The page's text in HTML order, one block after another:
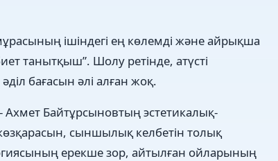
ішіндегі ең көлемді және айрықша
танытқыш”. Шолу ретінде, атүсті
бағасын әлі алған жоқ.
Ахмет Байтұрсыновтың эстетикалық-
сыншылық келбетін толық
ерекше зор, айтылған ойларының